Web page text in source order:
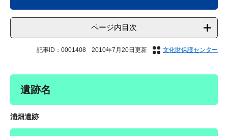
ページ内目次
記事ID：0001408 2010年7月20日更新 文化財保護センター
遺跡名
浦畑遺跡